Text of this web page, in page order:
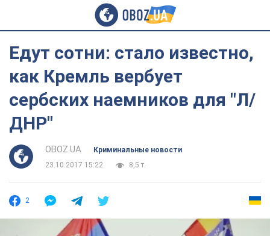
Едут сотни: стало известно,
как Кремль вербует
сербских наемников для "Л/
ДНР"
OBOZ.UA
Криминальные новости
23.10.2017 15:22
8,5 т.
2